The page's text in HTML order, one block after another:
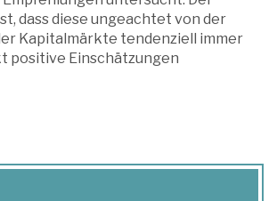
dass diese ungeachtet von der
Kapitalmärkte tendenziell immer
positive Einschätzungen